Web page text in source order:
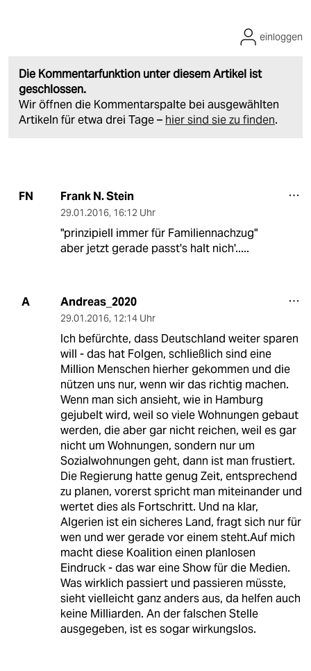
Die Kommentarfunktion unter diesem Artikel ist
geschlossen.
Wir öffnen die Kommentarspalte bei ausgewählten
Artikeln für etwa drei Tage – hier sind sie zu finden.
einloggen
FN Frank N. Stein
29.01.2016, 16:12 Uhr
"prinzipiell immer für Familiennachzug"
aber jetzt gerade passt's halt nich'.....
A Andreas_2020
29.01.2016, 12:14 Uhr
Ich befürchte, dass Deutschland weiter sparen
will - das hat Folgen, schließlich sind eine
Million Menschen hierher gekommen und die
nützen uns nur, wenn wir das richtig machen.
Wenn man sich ansieht, wie in Hamburg
gejubelt wird, weil so viele Wohnungen gebaut
werden, die aber gar nicht reichen, weil es gar
nicht um Wohnungen, sondern nur um
Sozialwohnungen geht, dann ist man frustiert.
Die Regierung hatte genug Zeit, entsprechend
zu planen, vorerst spricht man miteinander und
wertet dies als Fortschritt. Und na klar,
Algerien ist ein sicheres Land, fragt sich nur für
wen und wer gerade vor einem steht.Auf mich
macht diese Koalition einen planlosen
Eindruck - das war eine Show für die Medien.
Was wirklich passiert und passieren müsste,
sieht vielleicht ganz anders aus, da helfen auch
keine Milliarden. An der falschen Stelle
ausgegeben, ist es sogar wirkungslos.